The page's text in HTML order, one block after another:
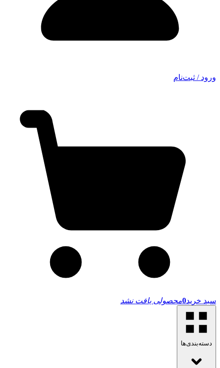
ورود / ثبت‌نام
سبد خرید0محصولی یافت نشد
دسته‌بندی‌ها